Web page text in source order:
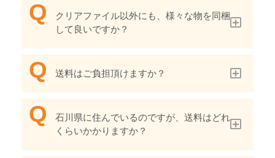
クリアファイル以外にも、様々な物を同梱
して良いですか？
送料はご負担頂けますか？
石川県に住んでいるのですが、送料はどれ
くらいかかりますか？